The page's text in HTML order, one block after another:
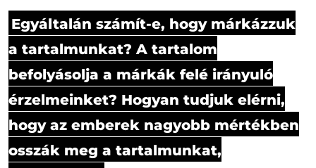
Egyáltalán számít-e, hogy márkázzuk
a tartalmunkat? A tartalom
befolyásolja a márkák felé irányuló
érzelmeinket? Hogyan tudjuk elérni,
hogy az emberek nagyobb mértékben
osszák meg a tartalmunkat,